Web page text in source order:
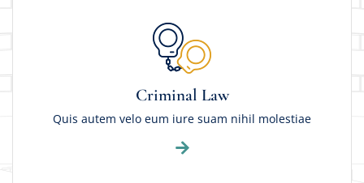
Criminal Law
Quis autem velo eum iure suam nihil molestiae